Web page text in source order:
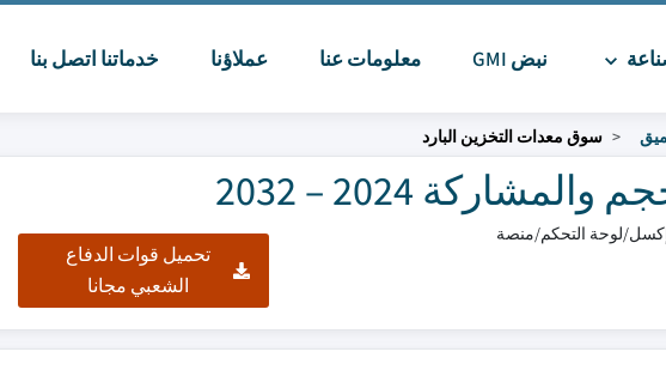
نبض GMI معلومات عنا عملاؤنا خدماتنا اتصل بنا
سوق معدات التخزين البارد
2024 – 2032
تحميل قوات الدفاع
الشعبي مجانا